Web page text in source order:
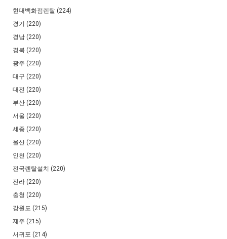
현대백화점렌탈 (224)
경기 (220)
경남 (220)
경북 (220)
광주 (220)
대구 (220)
대전 (220)
부산 (220)
서울 (220)
세종 (220)
울산 (220)
인천 (220)
전국렌탈설치 (220)
전라 (220)
충청 (220)
강원도 (215)
제주 (215)
서귀포 (214)